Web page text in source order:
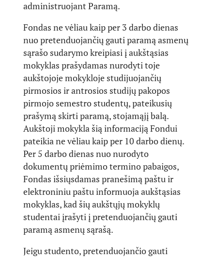
administruojant Paramą.
Fondas ne vėliau kaip per 3 darbo dienas
nuo pretenduojančių gauti paramą asmenų
sąrašo sudarymo kreipiasi į aukštąsias
mokyklas prašydamas nurodyti toje
aukštojoje mokykloje studijuojančių
pirmosios ir antrosios studijų pakopos
pirmojo semestro studentų, pateikusių
prašymą skirti paramą, stojamąjį balą.
Aukštoji mokykla šią informaciją Fondui
pateikia ne vėliau kaip per 10 darbo dienų.
Per 5 darbo dienas nuo nurodyto
dokumentų priėmimo termino pabaigos,
Fondas išsiųsdamas pranešimą paštu ir
elektroniniu paštu informuoja aukštąsias
mokyklas, kad šių aukštųjų mokyklų
studentai įrašyti į pretenduojančių gauti
paramą asmenų sąrašą.
Jeigu studento, pretenduojančio gauti